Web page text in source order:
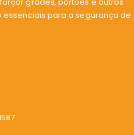
grades, portões e outros
para a segurança de